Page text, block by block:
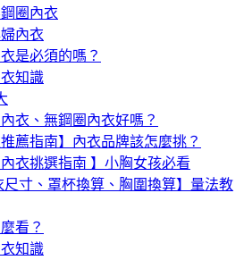
圈內衣
內衣
是必須的嗎？
知識
衣、無鋼圈內衣好嗎？
推薦指南】內衣品牌該怎麼挑？
內衣挑選指南 】小胸女孩必看
尺寸、罩杯換算、胸圍換算】量法教
看？
知識